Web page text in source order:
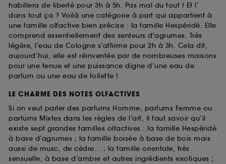
habillera de liberté pour 3h à 5h. Pas mal du tout ! Et l’
dans tout ça ? Voilà une catégorie à part qui appartient à
une famille olfactive bien précise : la famille Hespéridé. Elle
comprend essentiellement des senteurs d'agrumes. Très
légère, l’eau de Cologne s’affirme pour 2h à 3h. Cela dit,
aujourd’hui, elle est réinventée par de nombreuses maisons
pour une tenue et une puissance digne d’une eau de
parfum ou une eau de toilette !
LE CHARME DES NOTES OLFACTIVES
Si on veut parler des parfums Homme, parfums Femme ou
parfums Mixtes dans les règles de l’art, il faut savoir qu’il
existe sept grandes familles olfactives : la famille Hespéridé
à base d’agrumes ; la famille boisée à base de bois mais
aussi de musc, de cèdre... ; la famille orientale, très
sensuelle, à base d’ambre et autres ingrédients exotiques ;